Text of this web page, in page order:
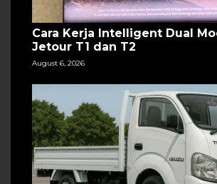
Cara Kerja Intelligent Dual
Jetour T1 dan T2
August 6, 2026